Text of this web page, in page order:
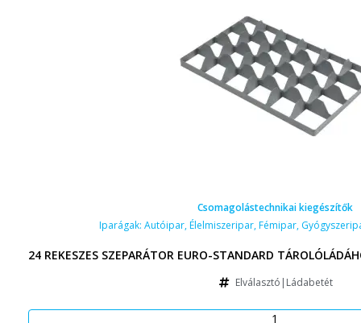
Csomagolástechnikai kiegészítők
Iparágak: Autóipar,Élelmiszeripar,Fémipar,
24 REKESZES SZEPARÁTOR EURO-STANDARD
Elválasztó|Ládabetét